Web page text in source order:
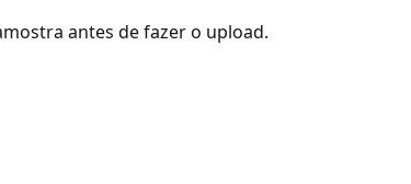
antes de fazer o upload.